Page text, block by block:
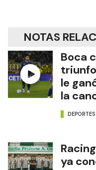
NOTAS
Boca
le
la
DEPORTES
ya